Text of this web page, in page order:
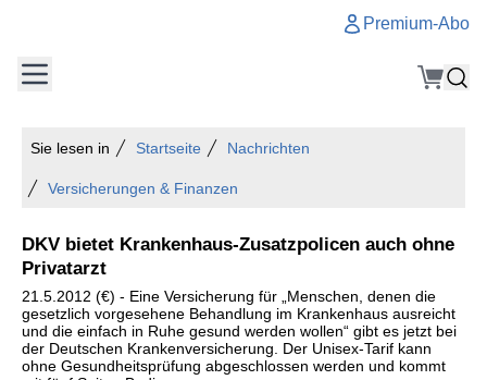
Premium-Abo
Sie lesen in Startseite Nachrichten
Versicherungen & Finanzen
DKV bietet Krankenhaus-Zusatzpolicen auch ohne
Privatarzt
21.5.2012 (€) - Eine Versicherung für „Menschen, denen die
gesetzlich vorgesehene Behandlung im Krankenhaus ausreicht
und die einfach in Ruhe gesund werden wollen“ gibt es jetzt bei
der Deutschen Krankenversicherung. Der Unisex-Tarif kann
ohne Gesundheitsprüfung abgeschlossen werden und kommt